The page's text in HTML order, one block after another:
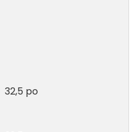
32,5 po